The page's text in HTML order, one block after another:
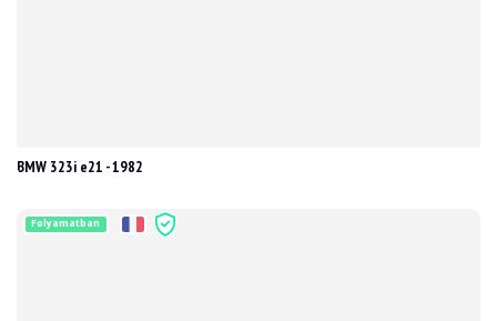
BMW 323i e21 - 1982
Folyamatban